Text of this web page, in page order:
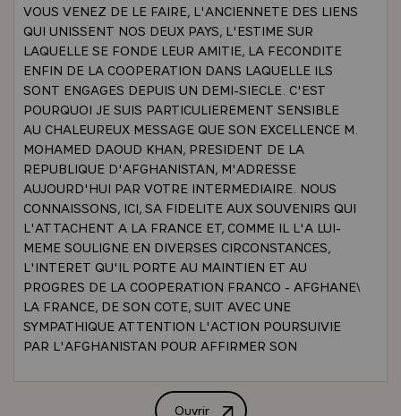
VOUS VENEZ DE LE FAIRE, L'ANCIENNETE DES LIENS
QUI UNISSENT NOS DEUX PAYS, L'ESTIME SUR
LAQUELLE SE FONDE LEUR AMITIE, LA FECONDITE
ENFIN DE LA COOPERATION DANS LAQUELLE ILS
SONT ENGAGES DEPUIS UN DEMI-SIECLE. C'EST
POURQUOI JE SUIS PARTICULIEREMENT SENSIBLE
AU CHALEUREUX MESSAGE QUE SON EXCELLENCE M.
MOHAMED DAOUD KHAN, PRESIDENT DE LA
REPUBLIQUE D'AFGHANISTAN, M'ADRESSE
AUJOURD'HUI PAR VOTRE INTERMEDIAIRE. NOUS
CONNAISSONS, ICI, SA FIDELITE AUX SOUVENIRS QUI
L'ATTACHENT A LA FRANCE ET, COMME IL L'A LUI-
MEME SOULIGNE EN DIVERSES CIRCONSTANCES,
L'INTERET QU'IL PORTE AU MAINTIEN ET AU
PROGRES DE LA COOPERATION FRANCO - AFGHANE\
LA FRANCE, DE SON COTE, SUIT AVEC UNE
SYMPATHIQUE ATTENTION L'ACTION POURSUIVIE
PAR L'AFGHANISTAN POUR AFFIRMER SON
ELLE EST PRETE A SECONDER LES EFFORTS DE
Ouvrir